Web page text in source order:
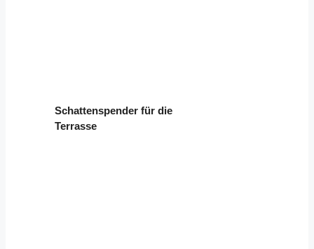
Schattenspender für die
Terrasse